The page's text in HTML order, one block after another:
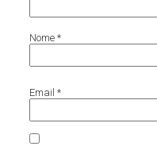
Nome*
Email*